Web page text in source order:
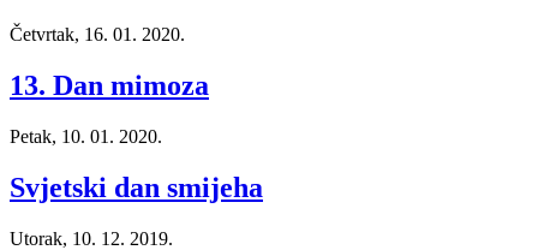
Četvrtak, 16. 01. 2020.
13. Dan mimoza
Petak, 10. 01. 2020.
Svjetski dan smijeha
Utorak, 10. 12. 2019.